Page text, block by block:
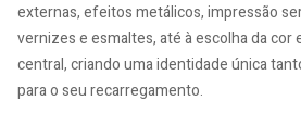
externas, efeitos metálicos, impressão
vernizes e esmaltes, até à escolha da cor
central, criando uma identidade única
para o seu recarregamento.